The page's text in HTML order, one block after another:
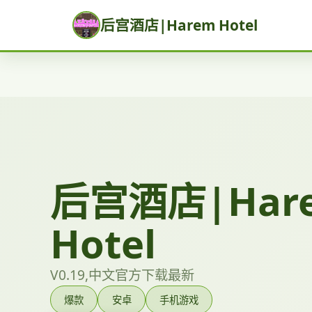
后宫酒店|Harem Hotel
后宫酒店
Hotel
V0.19,中文官方下载最新
爆款 安卓 手机游戏